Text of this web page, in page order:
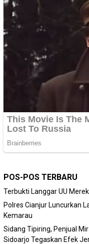
POS-POS TERBARU
Terbukti Langgar UU
Polres Cianjur Luncurkan
Kemarau
Sidang Tipiring, Penjual
Sidoarjo Tegaskan Efek